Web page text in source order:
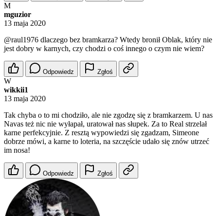
M
mguzior
13 maja 2020
@raul1976 dlaczego bez bramkarza? Wtedy bronił Oblak, który nie
jest dobry w karnych, czy chodzi o coś innego o czym nie wiem?
Odpowiedz Zgłoś
W
wikkii1
13 maja 2020
Tak chyba o to mi chodziło, ale nie zgodzę się z bramkarzem. U nas
Navas też nic nie wyłapał, uratował nas słupek. Za to Real strzelał
karne perfekcyjnie. Z resztą wypowiedzi się zgadzam, Simeone
dobrze mówi, a karne to loteria, na szczęście udało się znów utrzeć
im nosa!
Odpowiedz Zgłoś